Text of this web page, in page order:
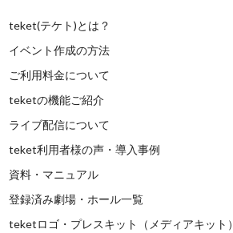
teket(テケト)とは？
イベント作成の方法
ご利用料金について
teketの機能ご紹介
ライブ配信について
teket利用者様の声・導入事例
資料・マニュアル
登録済み劇場・ホール一覧
teketロゴ・プレスキット（メディアキット）